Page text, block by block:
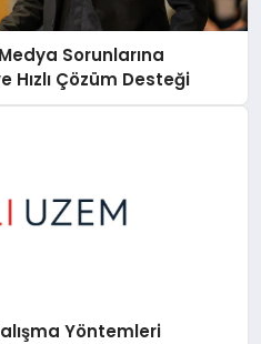
Sorunlarına
Çözüm Desteği
Yöntemleri